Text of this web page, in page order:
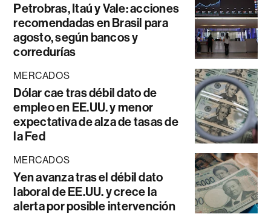
Petrobras, Itaú y Vale: acciones
recomendadas en Brasil para
agosto, según bancos y
corredurías
MERCADOS
Dólar cae tras débil dato de
empleo en EE.UU. y menor
expectativa de alza de tasas de
la Fed
MERCADOS
Yen avanza tras el débil dato
laboral de EE.UU. y crece la
alerta por posible intervención